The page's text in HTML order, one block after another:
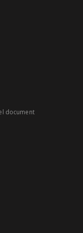
document